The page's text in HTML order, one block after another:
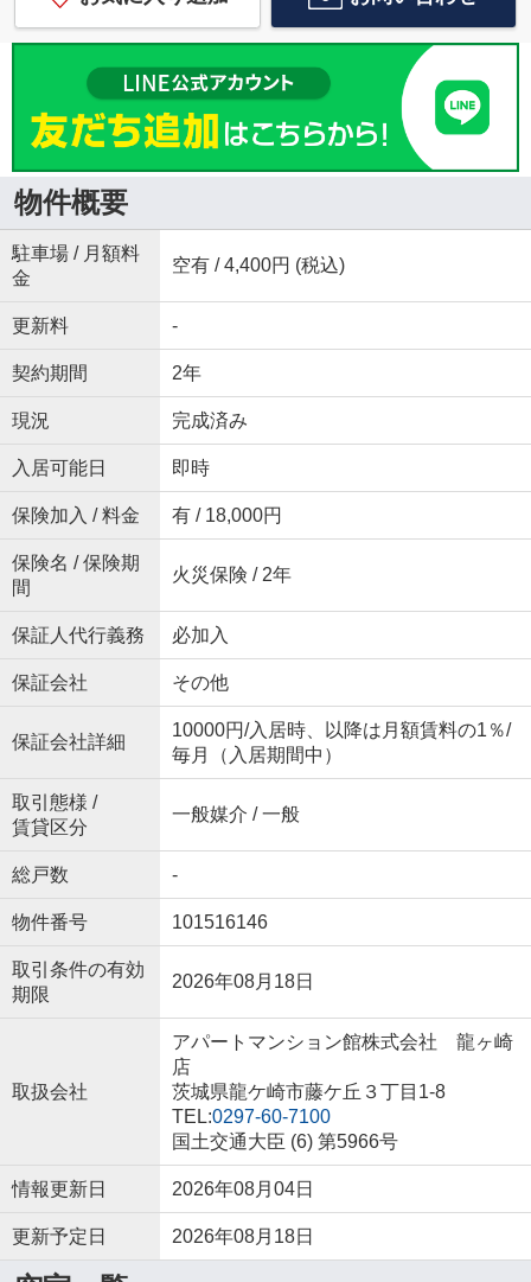
物件概要
駐車場 / 月額料
金
空有 / 4,400円 (税込)
更新料 -
契約期間 2年
現況 完成済み
入居可能日 即時
保険加入 / 料金 有 / 18,000円
保険名 / 保険期
間
火災保険 / 2年
保証人代行義務 必加入
保証会社 その他
保証会社詳細
10000円/入居時、以降は月額賃料の1％/
毎月（入居期間中）
取引態様 /
賃貸区分
一般媒介 / 一般
総戸数 -
物件番号 101516146
取引条件の有効
期限
2026年08月18日
取扱会社
アパートマンション館株式会社 龍ヶ崎
店
茨城県龍ケ崎市藤ケ丘３丁目1-8
TEL:0297-60-7100
国土交通大臣 (6) 第5966号
情報更新日 2026年08月04日
更新予定日 2026年08月18日